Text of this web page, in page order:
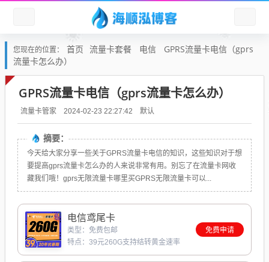
您现在的位置： 首页 流量卡套餐 电信
GPRS流量卡电信（gprs
流量卡怎么办）
GPRS流量卡电信（gprs流量卡怎么办）
流量卡管家 2024-02-23 22:27:42 默认
摘要：
今天给大家分享一些关于GPRS流量卡电信的知识，这些知识对于想
要提高gprs流量卡怎么办的人来说非常有用。别忘了在流量卡网收
藏我们哦！gprs无限流量卡哪里买GPRS无限流量卡可以...
电信鸢尾卡
类型：免费包邮
特点：39元260G支持结转黄金速率
免费申请